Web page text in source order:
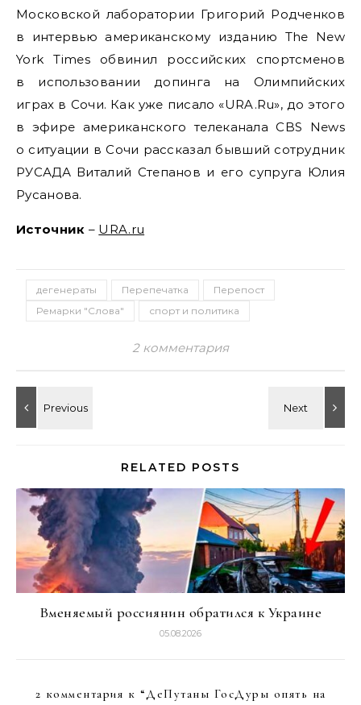
Московской лаборатории Григорий Родченков
в интервью американскому изданию The New
York Times обвинил российских спортсменов
в использовании допинга на Олимпийских
играх в Сочи. Как уже писало «URA.Ru», до этого
в эфире американского телеканала CBS News
о ситуации в Сочи рассказал бывший сотрудник
РУСАДА Виталий Степанов и его супруга Юлия
Русанова.
Источник – URA.ru
дегенераты Перепечатка
Перепост
Ремарки "Слова"
спорт и политика
2 комментария
RELATED POSTS
Вменяемый россиянин обратился к Украине
05.08.2026
2 комментария к “ДеПутаны ГосДуры опять на